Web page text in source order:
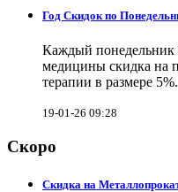
Год Скидок по
Каждый понедельник
медицины скидка на
терапии в размере 5%.
19-01-26 09:28
Скоро
Скидка на